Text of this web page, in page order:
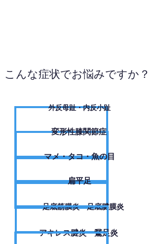
こんな症状でお悩みですか？
外反母趾・内反小趾
変形性膝関節症
​マメ・タコ・魚の目
扁平足
足底筋膜炎・足底腱膜炎
アキレス腱炎・鵞足炎